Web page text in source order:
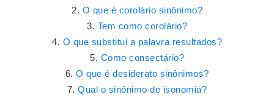
O que é corolário sinônimo?
Tem como corolário?
O que substitui a palavra resultados?
Como consectário?
O que é desiderato sinônimos?
Qual o sinônimo de isonomia?